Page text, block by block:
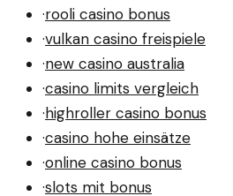
·rooli casino bonus
·vulkan casino freispiele
·new casino australia
·casino limits vergleich
·highroller casino bonus
·casino hohe einsätze
·online casino bonus
·slots mit bonus